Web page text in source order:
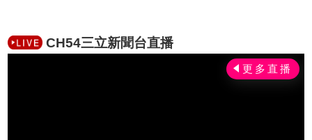
CH54三立新聞台直播